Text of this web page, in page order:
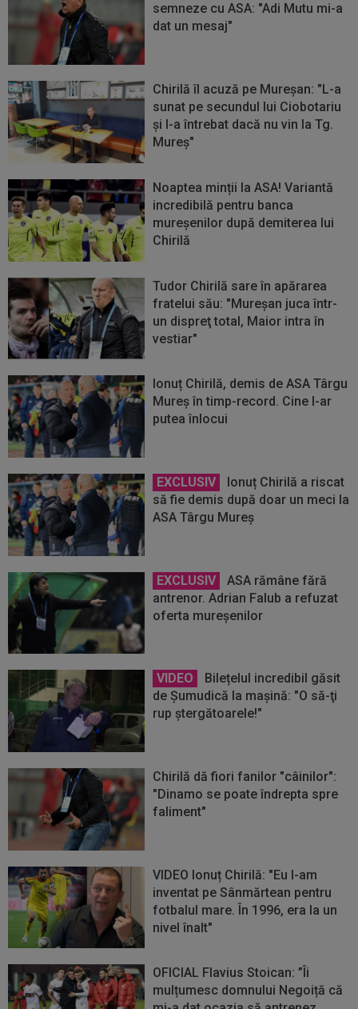
semneze cu ASA: "Adi Mutu mi-a
dat un mesaj"
Chirilă îl acuză pe Mureşan: "L-a
sunat pe secundul lui Ciobotariu
şi l-a întrebat dacă nu vin la Tg.
Mureş"
Noaptea minții la ASA! Variantă
incredibilă pentru banca
mureșenilor după demiterea lui
Chirilă
Tudor Chirilă sare în apărarea
fratelui său: "Mureşan juca într-
un dispreţ total, Maior intra în
vestiar"
Ionuț Chirilă, demis de ASA Târgu
Mureş în timp-record. Cine l-ar
putea înlocui
EXCLUSIV
Ionuț Chirilă a riscat
să fie demis după doar un meci la
ASA Târgu Mureș
EXCLUSIV
ASA rămâne fără
antrenor. Adrian Falub a refuzat
oferta mureșenilor
VIDEO
Bilețelul incredibil găsit
de Şumudică la maşină: "O să-ţi
rup ştergătoarele!"
Chirilă dă fiori fanilor "câinilor":
"Dinamo se poate îndrepta spre
faliment"
VIDEO Ionuț Chirilă: "Eu l-am
inventat pe Sânmărtean pentru
fotbalul mare. În 1996, era la un
nivel înalt"
OFICIAL Flavius Stoican: ”Îi
mulțumesc domnului Negoiță că